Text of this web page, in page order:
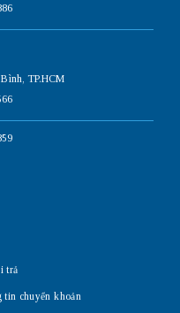
TP.HCM
trả
tin chuyển khoản